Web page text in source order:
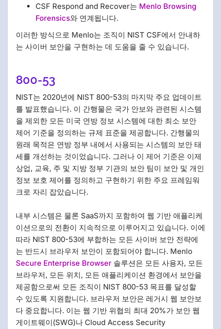
CSF Respond and Recover는 Menlo Browsing
Forensics와 연계됩니다.
이러한 방식으로 Menlo는 조직이 NIST CSF에서 안내하
는 사이버 보안을 구현하는 데 도움을 줄 수 있습니다.
800-53
NIST는 2020년에 NIST 800-53의 마지막 주요 업데이트
를 발표했습니다. 이 간행물은 국가 안보와 관련된 시스템
을 제외한 모든 미국 연방 정보 시스템에 대한 최소 보안
제어 기준을 정의하는 규제 표준을 제공합니다. 간행물의
원래 목적은 연방 정부 내에서 사용되는 시스템의 보안 태
세를 개선하는 것이었습니다. 그러나 이 제어 기준은 이제
상업, 교육, 주 및 지방 정부 기관의 보안 팀이 보안 및 개인
정보 보호 제어를 정의하고 구현하기 위한 주요 프레임워
크로 자리 잡았습니다.
내부 시스템은 물론 SaaS까지 포함하여 웹 기반 애플리케
이션으로의 전환이 지속적으로 이루어지고 있습니다. 이에
따라 NIST 800-53에 부합하는 모든 사이버 보안 전략에
는 반드시 브라우저 보안이 포함되어야 합니다. Menlo
Secure Enterprise Browser 솔루션은 모든 사용자, 모든
브라우저, 모든 위치, 모든 애플리케이션 환경에서 보안을
제공함으로써 모든 조직이 NIST 800-53 목표를 달성할
수 있도록 지원합니다. 브라우저 보안은 레거시 웹 보안보
다 중요합니다. 이는 웹 기반 위협의 최대 20%가 보안 웹
게이트웨이(SWG)나 Cloud Access Security